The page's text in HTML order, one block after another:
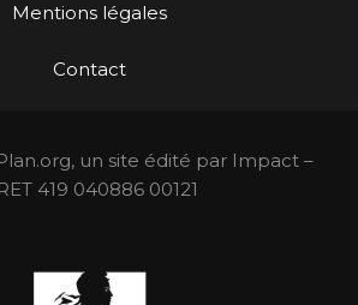
Mentions légales
Contact
un site édité par Impact –
419 040886 00121